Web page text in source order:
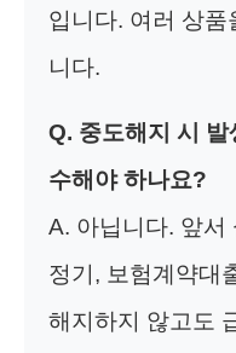
입니다. 여러 상
니다.
Q. 중도해지 시
수해야 하나요?
A. 아닙니다. 앞서
정기, 보험계약대
해지하지 않고도